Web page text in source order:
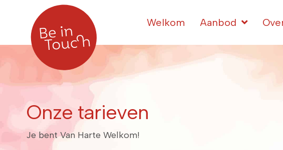
Welkom Aanbod
Onze tarieven
Je bent Van Harte Welkom!